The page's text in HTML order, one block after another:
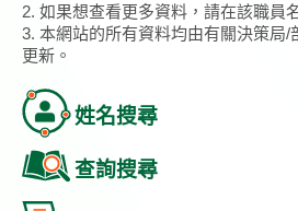
2. 如果想查看更多資料，請在該職員
3. 本網站的所有資料均由有關決策局/
更新。
姓名搜尋
查詢搜尋